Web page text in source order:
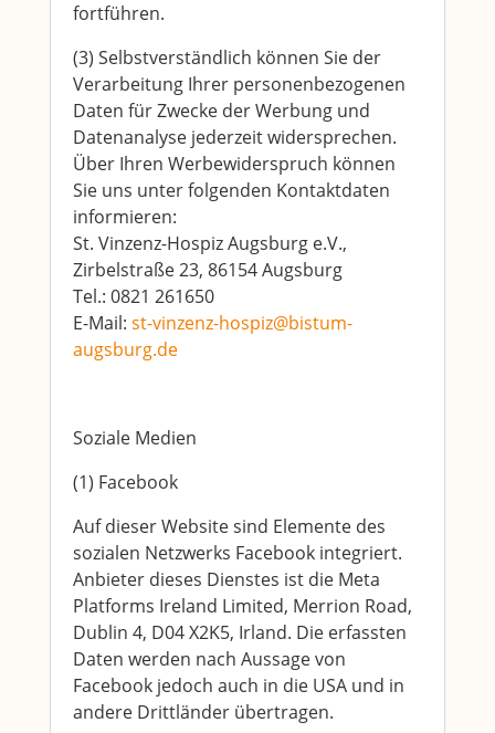
fortführen.
(3) Selbstverständlich können Sie der
Verarbeitung Ihrer personenbezogenen
Daten für Zwecke der Werbung und
Datenanalyse jederzeit widersprechen.
Über Ihren Werbewiderspruch können
Sie uns unter folgenden Kontaktdaten
informieren:
St. Vinzenz-Hospiz Augsburg e.V.,
Zirbelstraße 23, 86154 Augsburg
Tel.: 0821 261650
E-Mail: st-vinzenz-hospiz@bistum-
augsburg.de
Soziale Medien
(1) Facebook
Auf dieser Website sind Elemente des
sozialen Netzwerks Facebook integriert.
Anbieter dieses Dienstes ist die Meta
Platforms Ireland Limited, Merrion Road,
Dublin 4, D04 X2K5, Irland. Die erfassten
Daten werden nach Aussage von
Facebook jedoch auch in die USA und in
andere Drittländer übertragen.